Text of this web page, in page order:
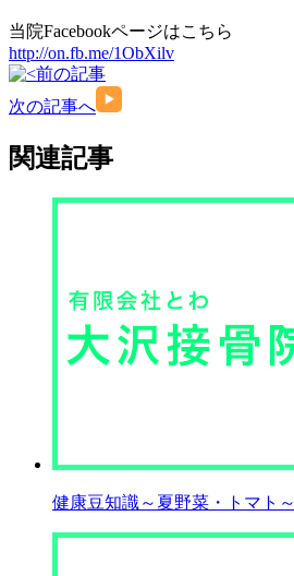
当院Facebookページはこちら
http://on.fb.me/1ObXilv
前の記事
次の記事へ
関連記事
健康豆知識～夏野菜・トマト～